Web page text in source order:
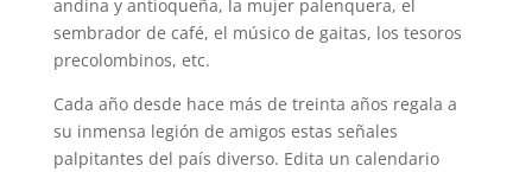
andina y antioqueña, la mujer palenquera, el
sembrador de café, el músico de gaitas, los tesoros
precolombinos, etc.
Cada año desde hace más de treinta años regala a
su inmensa legión de amigos estas señales
palpitantes del país diverso. Edita un calendario